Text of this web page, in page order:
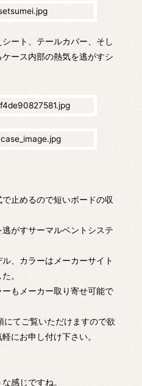
ート、テールカバー、そし
ース内部の熱気を逃がすシ
止めるので短いボードの収
がすサーマルベントシステ
、カラーはメーカーサイト
。
もメーカー取り寄せ可能で
てご覧いただけますので欲
にお申し付け下さい。
感じですね。